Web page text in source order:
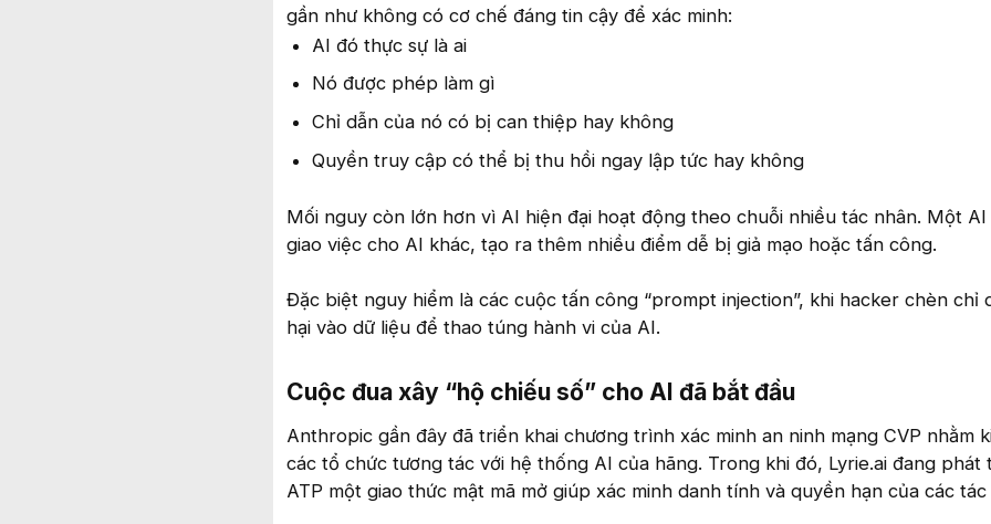
gần như không có cơ chế đáng tin cậy để xác minh:
AI đó thực sự là ai
Nó được phép làm gì
Chỉ dẫn của nó có bị can thiệp hay không
Quyền truy cập có thể bị thu hồi ngay lập tức hay không
Mối nguy còn lớn hơn vì AI hiện đại hoạt động theo chuỗi nhiều tác nhân. Một
giao việc cho AI khác, tạo ra thêm nhiều điểm dễ bị giả mạo hoặc tấn công.
Đặc biệt nguy hiểm là các cuộc tấn công “prompt injection”, khi hacker chèn chỉ
hại vào dữ liệu để thao túng hành vi của AI.
Cuộc đua xây “hộ chiếu số” cho AI đã bắt đầu​
Anthropic gần đây đã triển khai chương trình xác minh an ninh mạng CVP nhằm
các tổ chức tương tác với hệ thống AI của hãng. Trong khi đó, Lyrie.ai đang phát
ATP một giao thức mật mã mở giúp xác minh danh tính và quyền hạn của các tác